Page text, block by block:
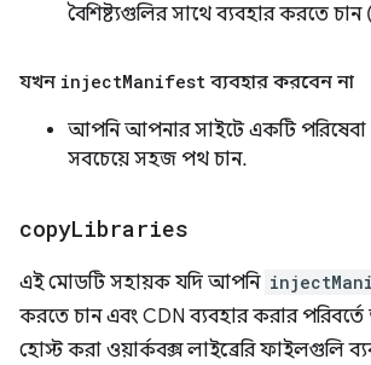
বৈশিষ্ট্যগুলির সাথে ব্যবহার করতে
যখন injectManifest ব্যবহার করবেন না
আপনি আপনার সাইটে একটি পরিষেবা
সবচেয়ে সহজ পথ চান.
copyLibraries
এই মোডটি সহায়ক যদি আপনি
করতে চান এবং CDN ব্যবহার করার
হোস্ট করা ওয়ার্কবক্স লাইব্রেরি ফাইলগুলি